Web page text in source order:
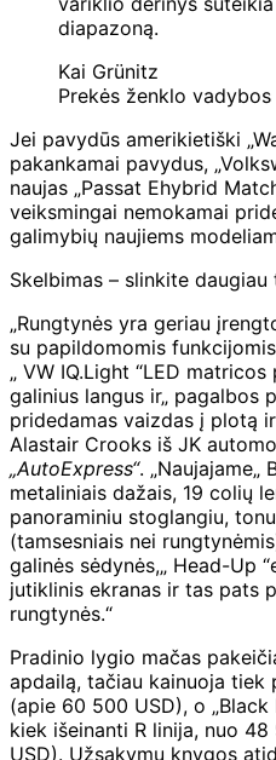
diapazoną.
Kai Grünitz
Prekės ženklo
Jei pavydūs amerikietiški
pakankamai pavydus,
naujas „Passat Ehybrid
veiksmingai nemokamai
galimybių naujiems
Skelbimas – slinkite daugiau
„Rungtynės yra geriau
su papildomomis
„ VW IQ.Light “LED
galinius langus ir„ pagalbos
pridedamas vaizdas į plotą
Alastair Crooks iš JK
„AutoExpress“. „Naujajame„
metaliniais dažais, 19 colių
panoraminiu stoglangiu,
(tamsesniais nei
galinės sėdynės,„ Head-Up
jutiklinis ekranas ir tas pats
rungtynės.“
Pradinio lygio mačas
apdailą, tačiau kainuoja
(apie 60 500 USD), o
kiek išeinanti R linija, nuo
USD). Užsakymų knygos